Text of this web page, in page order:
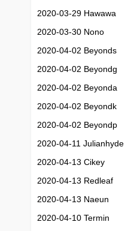
2020-03-29 Hawawa
2020-03-30 Nono
2020-04-02 Beyonds
2020-04-02 Beyondg
2020-04-02 Beyonda
2020-04-02 Beyondk
2020-04-02 Beyondp
2020-04-11 Julianhyde
2020-04-13 Cikey
2020-04-13 Redleaf
2020-04-13 Naeun
2020-04-10 Termin